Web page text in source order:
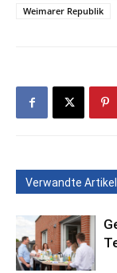
Weimarer Republik
Verwandte Artikel